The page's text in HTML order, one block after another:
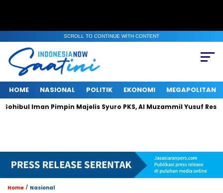
SCROLL TO CONTINUE WITH CONTENT
HOME NASIONAL POLITIK EKONOMI MEGAPOLITAN
Pimpin Majelis Syuro PKS, Al Muzammil Yusuf Resmi
Home / Nasional